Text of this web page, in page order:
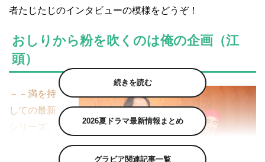
者たじたじのインタビューの模様をどうぞ！
おしりから粉を吹くのは俺の企画（江
頭）
－－満を持
しての最新
シリーズ。
続きを読む
2026夏ドラマ最新情報まとめ
グラビア関連記事一覧